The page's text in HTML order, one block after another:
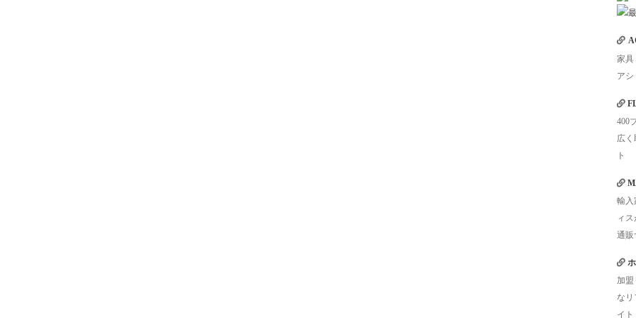
家具
ア
400
広
ト
輸入
ィ
通販
加
な
イト